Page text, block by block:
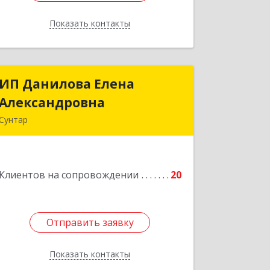
Показать контакты
Назад
ИП Данилова Елена
Клиентов на сопровождении 20
Отправить заявку
Показать контакты
ИП Данилова Елена
Александровна
Отправить заявку
Назад